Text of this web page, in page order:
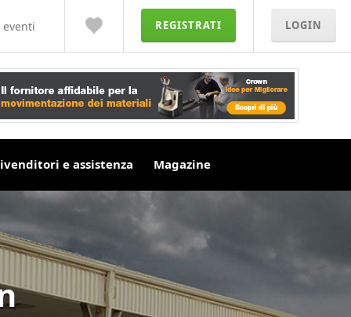
eventi REGISTRATI LOGIN
e assistenza Magazine